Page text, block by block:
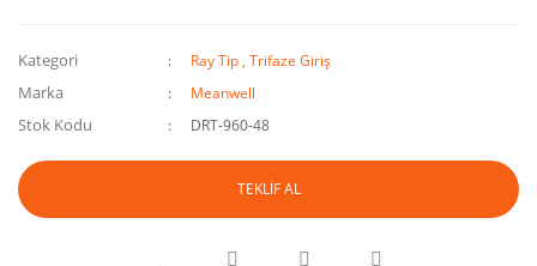
Kategori Ray Tip , Trifaze Giriş
Marka Meanwell
Stok Kodu DRT-960-48
TEKLİF AL